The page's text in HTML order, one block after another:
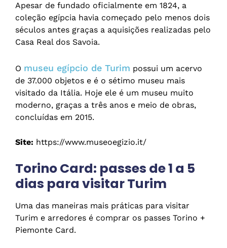
Apesar de fundado oficialmente em 1824, a
coleção egípcia havia começado pelo menos dois
séculos antes graças a aquisições realizadas pelo
Casa Real dos Savoia.
O museu egípcio de Turim possui um acervo
de 37.000 objetos e é o sétimo museu mais
visitado da Itália. Hoje ele é um museu muito
moderno, graças a três anos e meio de obras,
concluídas em 2015.
Site: https://www.museoegizio.it/
Torino Card: passes de 1 a 5
dias para visitar Turim
Uma das maneiras mais práticas para visitar
Turim e arredores é comprar os passes Torino +
Piemonte Card.